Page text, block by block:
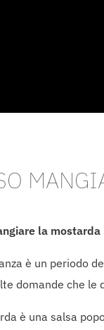
la mostarda
è un periodo
domande che le
è una salsa